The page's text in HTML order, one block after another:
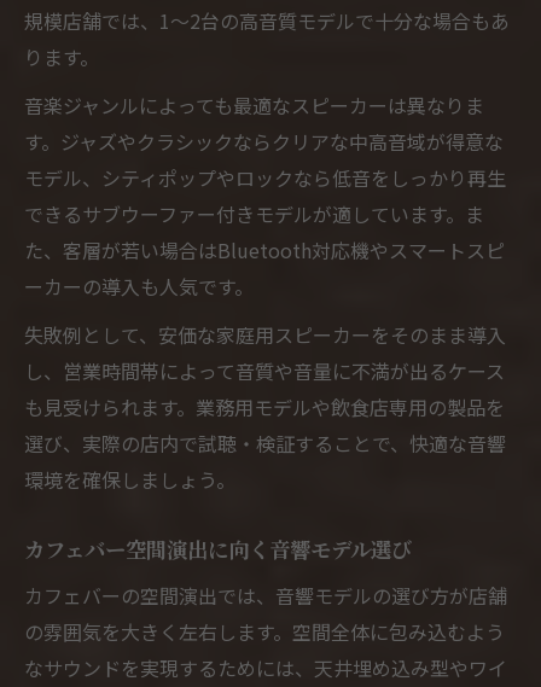
規模店舗では、1〜2台の高音質モデルで十分な場合もあ
ります。
音楽ジャンルによっても最適なスピーカーは異なりま
す。ジャズやクラシックならクリアな中高音域が得意な
モデル、シティポップやロックなら低音をしっかり再生
できるサブウーファー付きモデルが適しています。ま
た、客層が若い場合はBluetooth対応機やスマートスピ
ーカーの導入も人気です。
失敗例として、安価な家庭用スピーカーをそのまま導入
し、営業時間帯によって音質や音量に不満が出るケース
も見受けられます。業務用モデルや飲食店専用の製品を
選び、実際の店内で試聴・検証することで、快適な音響
環境を確保しましょう。
カフェバー空間演出に向く音響モデル選び
カフェバーの空間演出では、音響モデルの選び方が店舗
の雰囲気を大きく左右します。空間全体に包み込むよう
なサウンドを実現するためには、天井埋め込み型やワイ